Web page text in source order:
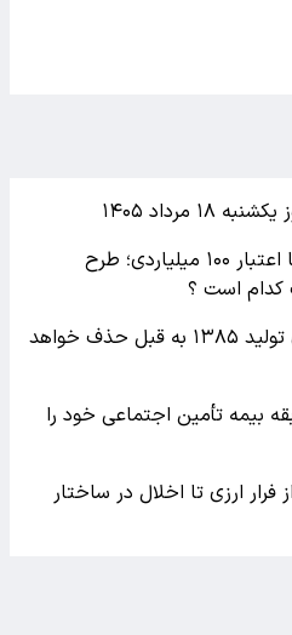
۱۴۰۵
از وام ۷۰۰ میلیون تومانی تا اعتبار ۱۰۰ میلیاردی؛ طرح
کدام است ؟
آیا سهمیه بنزین خودروهای تولید ۱۳۸۵ به قبل حذف خواهد
سابقه بیمه تأمین اجتماعی خود را
فرار ارزی تا اخلال در ساختار